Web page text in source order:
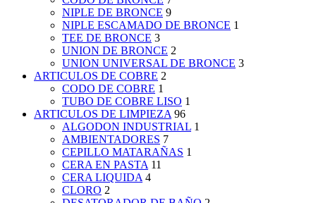
NIPLE DE BRONCE 9
NIPLE ESCAMADO DE BRONCE 1
TEE DE BRONCE 3
UNION DE BRONCE 2
UNION UNIVERSAL DE BRONCE 3
ARTICULOS DE COBRE 2
CODO DE COBRE 1
TUBO DE COBRE LISO 1
ARTICULOS DE LIMPIEZA 96
ALGODON INDUSTRIAL 1
AMBIENTADORES 7
CEPILLO MATARAÑAS 1
CERA EN PASTA 11
CERA LIQUIDA 4
CLORO 2